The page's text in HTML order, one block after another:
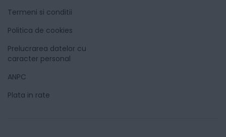
Termeni si conditii
Politica de cookies
Prelucrarea datelor cu
caracter personal
ANPC
Plata in rate